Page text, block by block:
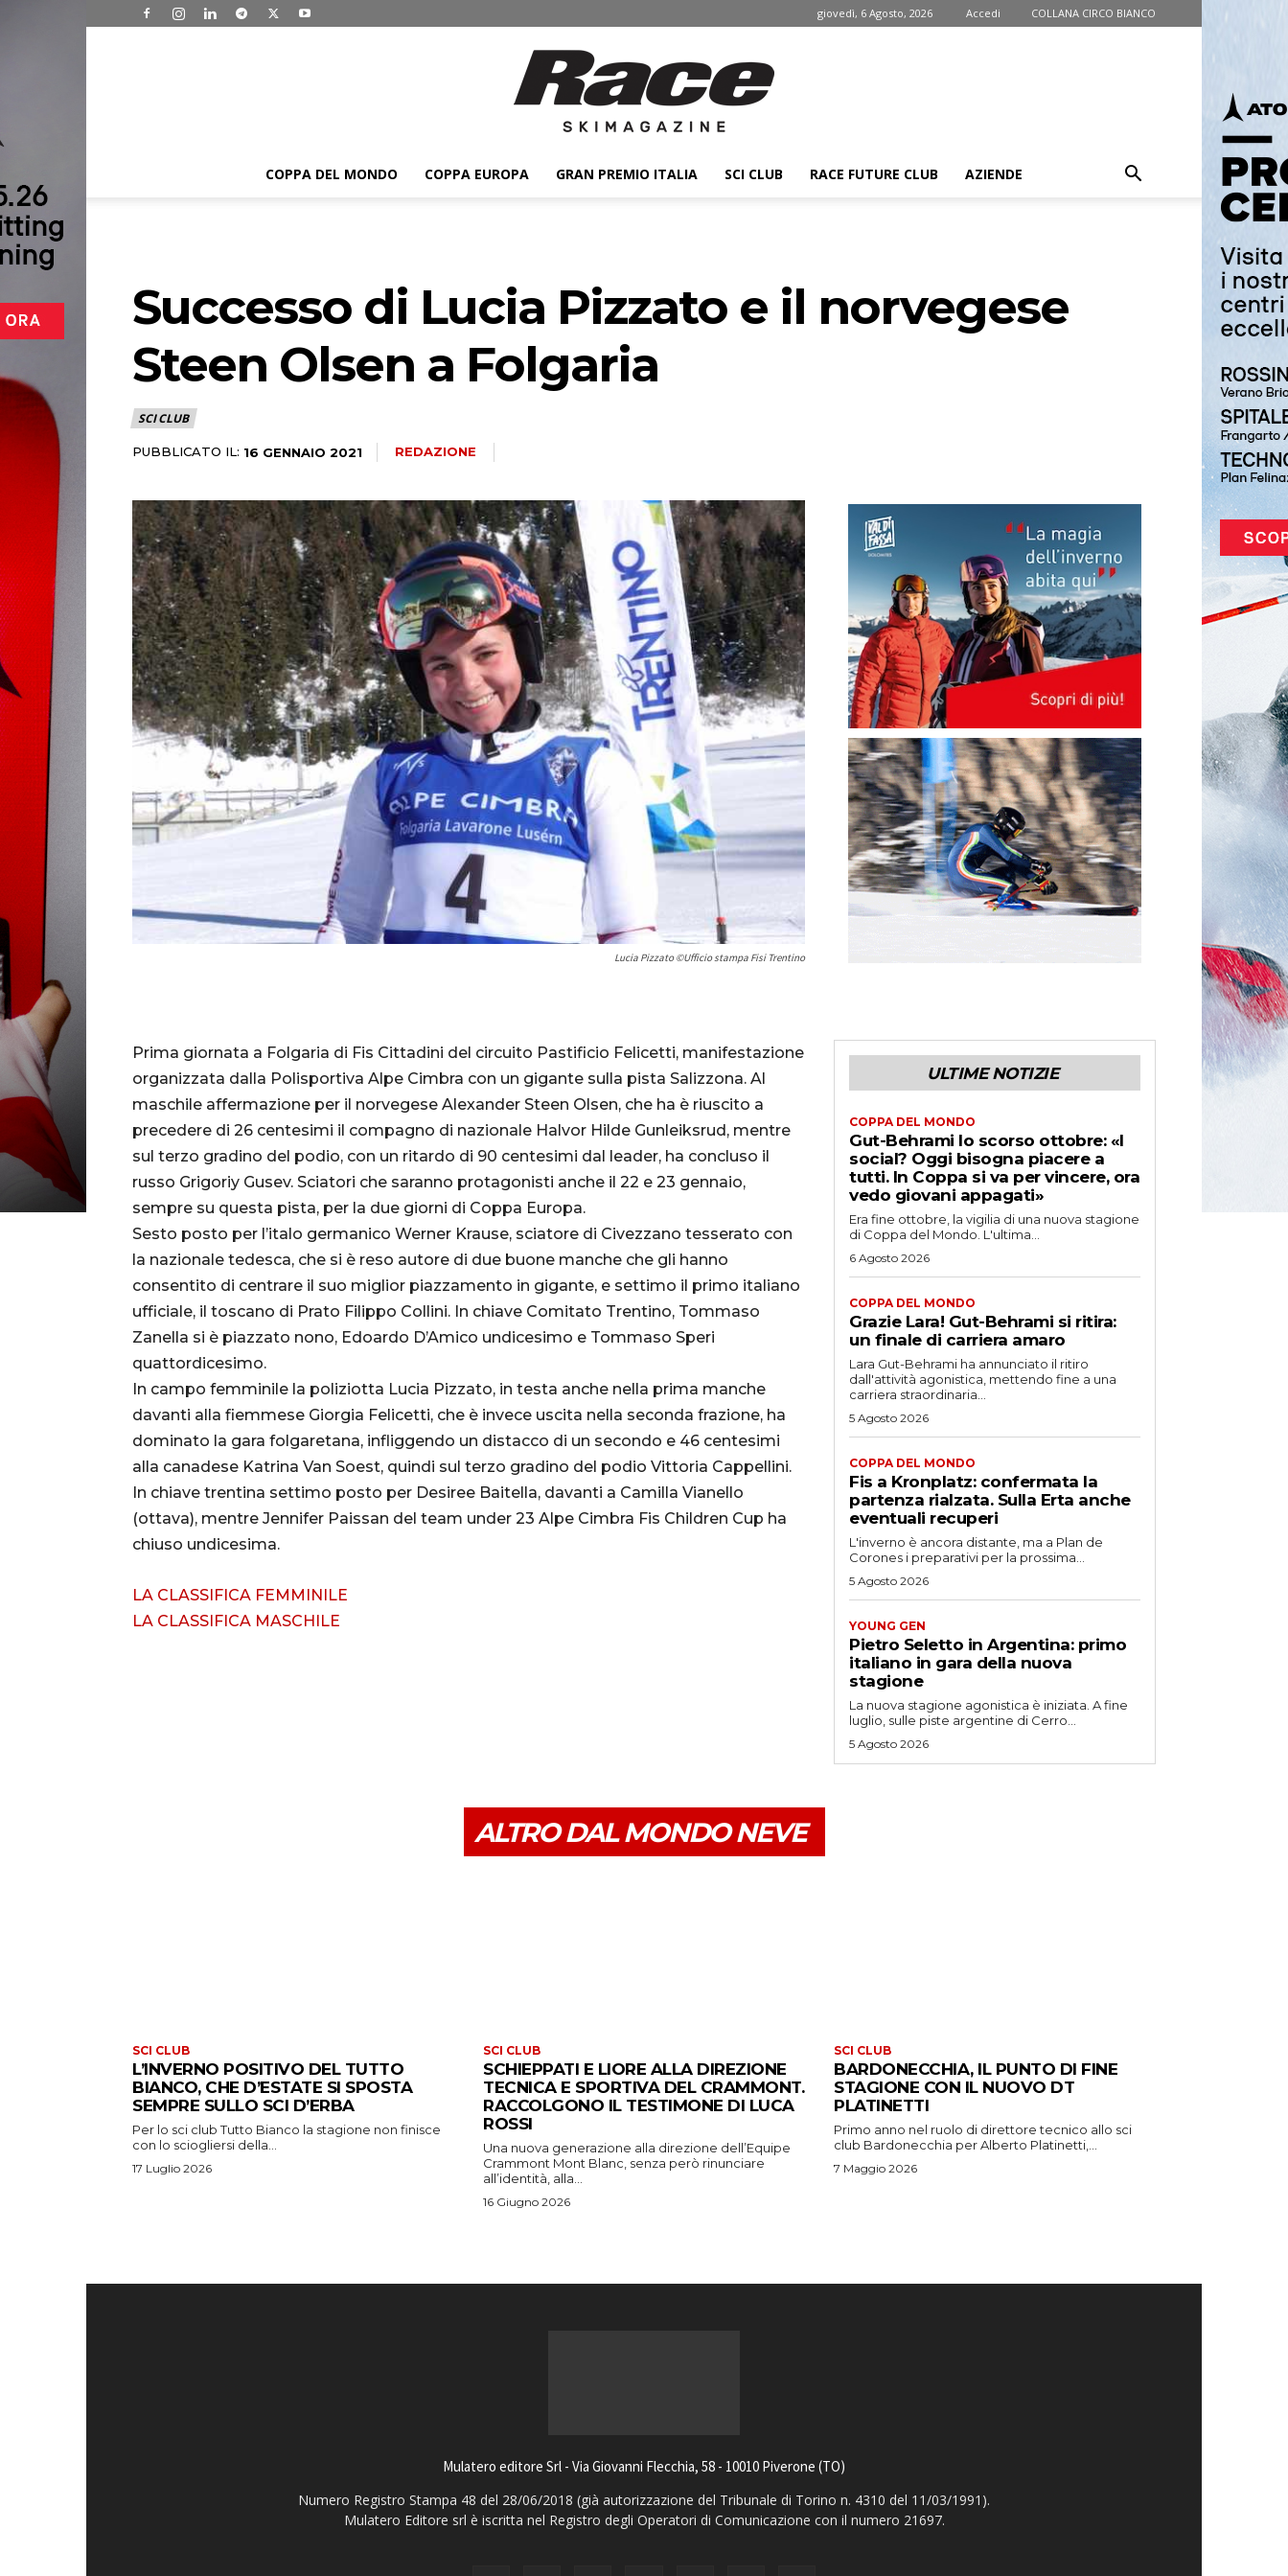
giovedì, 6 Agosto, 2026 Accedi COLLANA CIRCO BIANCO
ski
COPPA DEL MONDO COPPA EUROPA GRAN PREMIO ITALIA SCI CLUB RACE FUTURE CLUB AZIENDE
Successo di Lucia Pizzato e il norvegese
Steen Olsen a Folgaria
SCI CLUB
PUBBLICATO IL: 16 GENNAIO 2021 REDAZIONE
Lucia Pizzato ©Ufficio stampa Fisi Trentino
Prima giornata a Folgaria di Fis Cittadini del circuito Pastificio Felicetti, manifestazione
organizzata dalla Polisportiva Alpe Cimbra con un gigante sulla pista Salizzona. Al
maschile affermazione per il norvegese Alexander Steen Olsen, che ha è riuscito a
precedere di 26 centesimi il compagno di nazionale Halvor Hilde Gunleiksrud, mentre
sul terzo gradino del podio, con un ritardo di 90 centesimi dal leader, ha concluso il
russo Grigoriy Gusev. Sciatori che saranno protagonisti anche il 22 e 23 gennaio,
sempre su questa pista, per la due giorni di Coppa Europa.
Sesto posto per l’italo germanico Werner Krause, sciatore di Civezzano tesserato con
la nazionale tedesca, che si è reso autore di due buone manche che gli hanno
consentito di centrare il suo miglior piazzamento in gigante, e settimo il primo italiano
ufficiale, il toscano di Prato Filippo Collini. In chiave Comitato Trentino, Tommaso
Zanella si è piazzato nono, Edoardo D’Amico undicesimo e Tommaso Speri
quattordicesimo.
In campo femminile la poliziotta Lucia Pizzato, in testa anche nella prima manche
davanti alla fiemmese Giorgia Felicetti, che è invece uscita nella seconda frazione, ha
dominato la gara folgaretana, infliggendo un distacco di un secondo e 46 centesimi
alla canadese Katrina Van Soest, quindi sul terzo gradino del podio Vittoria Cappellini.
In chiave trentina settimo posto per Desiree Baitella, davanti a Camilla Vianello
(ottava), mentre Jennifer Paissan del team under 23 Alpe Cimbra Fis Children Cup ha
chiuso undicesima.
LA CLASSIFICA FEMMINILE
LA CLASSIFICA MASCHILE
ULTIME NOTIZIE
COPPA DEL MONDO
Gut-Behrami lo scorso ottobre: «I
social? Oggi bisogna piacere a
tutti. In Coppa si va per vincere, ora
vedo giovani appagati»
Era fine ottobre, la vigilia di una nuova stagione
di Coppa del Mondo. L'ultima...
6 Agosto 2026
COPPA DEL MONDO
Grazie Lara! Gut-Behrami si ritira:
un finale di carriera amaro
Lara Gut-Behrami ha annunciato il ritiro
dall'attività agonistica, mettendo fine a una
carriera straordinaria...
5 Agosto 2026
COPPA DEL MONDO
Fis a Kronplatz: confermata la
partenza rialzata. Sulla Erta anche
eventuali recuperi
L'inverno è ancora distante, ma a Plan de
Corones i preparativi per la prossima...
5 Agosto 2026
YOUNG GEN
Pietro Seletto in Argentina: primo
italiano in gara della nuova
stagione
La nuova stagione agonistica è iniziata. A fine
luglio, sulle piste argentine di Cerro...
5 Agosto 2026
ALTRO DAL MONDO NEVE
SCI CLUB
L’INVERNO POSITIVO DEL TUTTO
BIANCO, CHE D’ESTATE SI SPOSTA
SEMPRE SULLO SCI D’ERBA
Per lo sci club Tutto Bianco la stagione non finisce
con lo sciogliersi della...
17 Luglio 2026
SCI CLUB
SCHIEPPATI E LIORE ALLA DIREZIONE
TECNICA E SPORTIVA DEL CRAMMONT.
RACCOLGONO IL TESTIMONE DI LUCA
ROSSI
Una nuova generazione alla direzione dell’Equipe
Crammont Mont Blanc, senza però rinunciare
all’identità, alla...
16 Giugno 2026
SCI CLUB
BARDONECCHIA, IL PUNTO DI FINE
STAGIONE CON IL NUOVO DT
PLATINETTI
Primo anno nel ruolo di direttore tecnico allo sci
club Bardonecchia per Alberto Platinetti,...
7 Maggio 2026
Mulatero editore Srl - Via Giovanni Flecchia, 58 - 10010 Piverone (TO)
Numero Registro Stampa 48 del 28/06/2018 (già autorizzazione del Tribunale di Torino n. 4310 del 11/03/1991).
Mulatero Editore srl è iscritta nel Registro degli Operatori di Comunicazione con il numero 21697.